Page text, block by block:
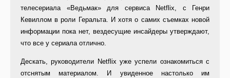
телесериала «Ведьмак» для сервиса Netflix, с Генри
Кевиллом в роли Геральта. И хотя о самих съемках новой
информации пока нет, вездесущие инсайдеры утверждают,
что все у сериала отлично.
Дескать, руководители Netflix уже успели ознакомиться с
отснятым материалом. И увиденное настолько им